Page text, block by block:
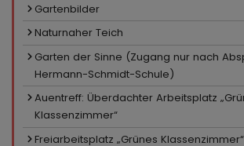
Gartenbilder
Naturnaher Teich
Garten der Sinne (Zugang nur nach
Hermann-Schmidt-Schule)
Auentreff: Überdachter Arbeitsplatz
Klassenzimmer“
Freiarbeitsplatz „Grünes Klassenzimmer“